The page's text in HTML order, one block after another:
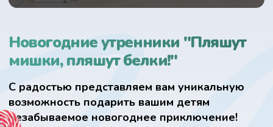
героями станут Дед Мороз, Снегурочка,
🌟 Что мы предлагаем:
В нашем сказочном мире детей встретят
не только любимые персонажи, но и такие
яркие герои, как Белочка, Медведь.
где смогут проявить свои таланты: танцевать,
рассказывать стихи, петь песни и участвовать
в увлекательных играх.